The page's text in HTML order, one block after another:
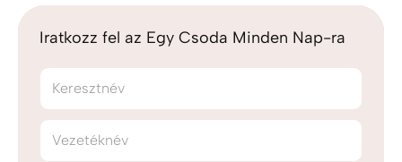
Iratkozz fel az Egy Csoda Minden Nap-ra
Keresztnév
Vezetéknév